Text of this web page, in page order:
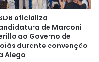
oficializa
de Marconi
ao Governo de
durante convenção
Alego